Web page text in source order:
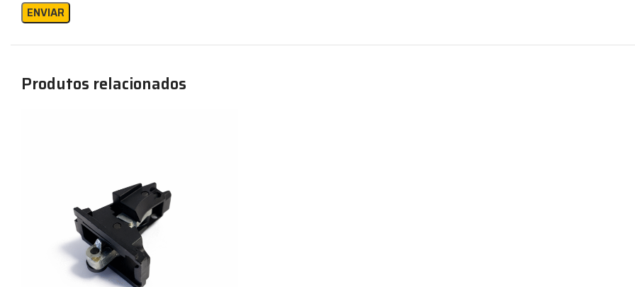
Produtos relacionados